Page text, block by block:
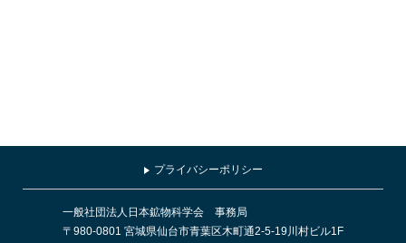
プライバシーポリシー
一般社団法人日本鉱物科学会 事務局
〒980-0801 宮城県仙台市青葉区木町通2-5-19川村ビル1F